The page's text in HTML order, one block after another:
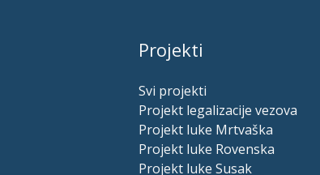
Projekti
Svi projekti
Projekt legalizacije vezova
Projekt luke Mrtvaška
Projekt luke Rovenska
Projekt luke Susak